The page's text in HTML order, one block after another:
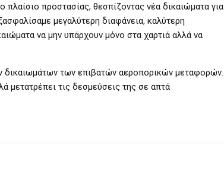
προστασίας, θεσπίζοντας νέα δικαιώματα για
μεγαλύτερη διαφάνεια, καλύτερη
να μην υπάρχουν μόνο στα χαρτιά αλλά να
δικαιωμάτων των επιβατών αεροπορικών μεταφορών.
μετατρέπει τις δεσμεύσεις της σε απτά